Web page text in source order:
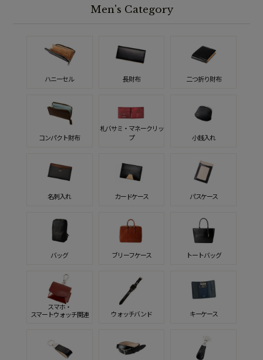
Men's Category
ハニーセル 長財布 二つ折り財布
コンパクト財布
札バサミ・マネークリッ
プ
小銭入れ
名刺入れ カードケース パスケース
バッグ ブリーフケース トートバッグ
スマホ・
スマートウォッチ関連
ウォッチバンド キーケース